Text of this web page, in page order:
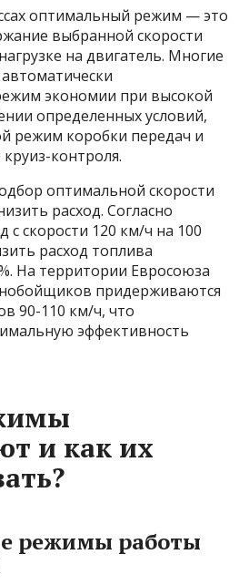
оптимальный режим — это
выбранной скорости
на двигатель. Многие
экономии при высокой
определенных условий,
режим коробки передач и
контроля.
оптимальной скорости
расход. Согласно
с скорости 120 км/ч на 100
расход топлива
На территории Евросоюза
придерживаются
90-110 км/ч, что
эффективность
и как их
режимы работы